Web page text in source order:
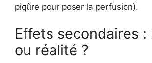
piqûre pour poser la perfusion).
Effets secondaires :
ou réalité ?